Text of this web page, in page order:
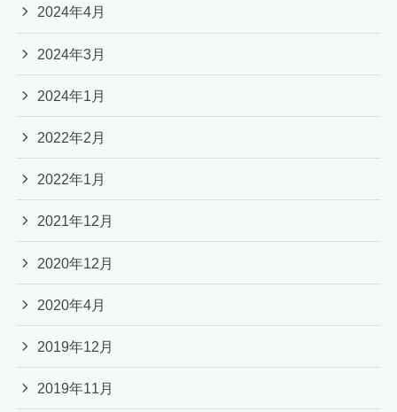
2024年4月
2024年3月
2024年1月
2022年2月
2022年1月
2021年12月
2020年12月
2020年4月
2019年12月
2019年11月